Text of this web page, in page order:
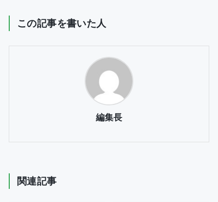
この記事を書いた人
編集長
関連記事